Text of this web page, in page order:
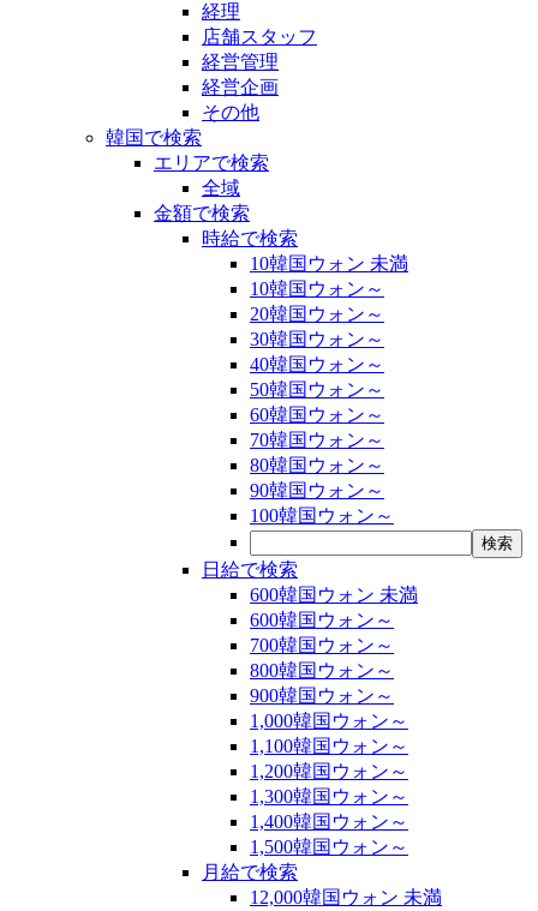
経理
店舗スタッフ
経営管理
経営企画
その他
韓国で検索
エリアで検索
全域
金額で検索
時給で検索
10韓国ウォン 未満
10韓国ウォン～
20韓国ウォン～
30韓国ウォン～
40韓国ウォン～
50韓国ウォン～
60韓国ウォン～
70韓国ウォン～
80韓国ウォン～
90韓国ウォン～
100韓国ウォン～
日給で検索
600韓国ウォン 未満
600韓国ウォン～
700韓国ウォン～
800韓国ウォン～
900韓国ウォン～
1,000韓国ウォン～
1,100韓国ウォン～
1,200韓国ウォン～
1,300韓国ウォン～
1,400韓国ウォン～
1,500韓国ウォン～
月給で検索
12,000韓国ウォン 未満